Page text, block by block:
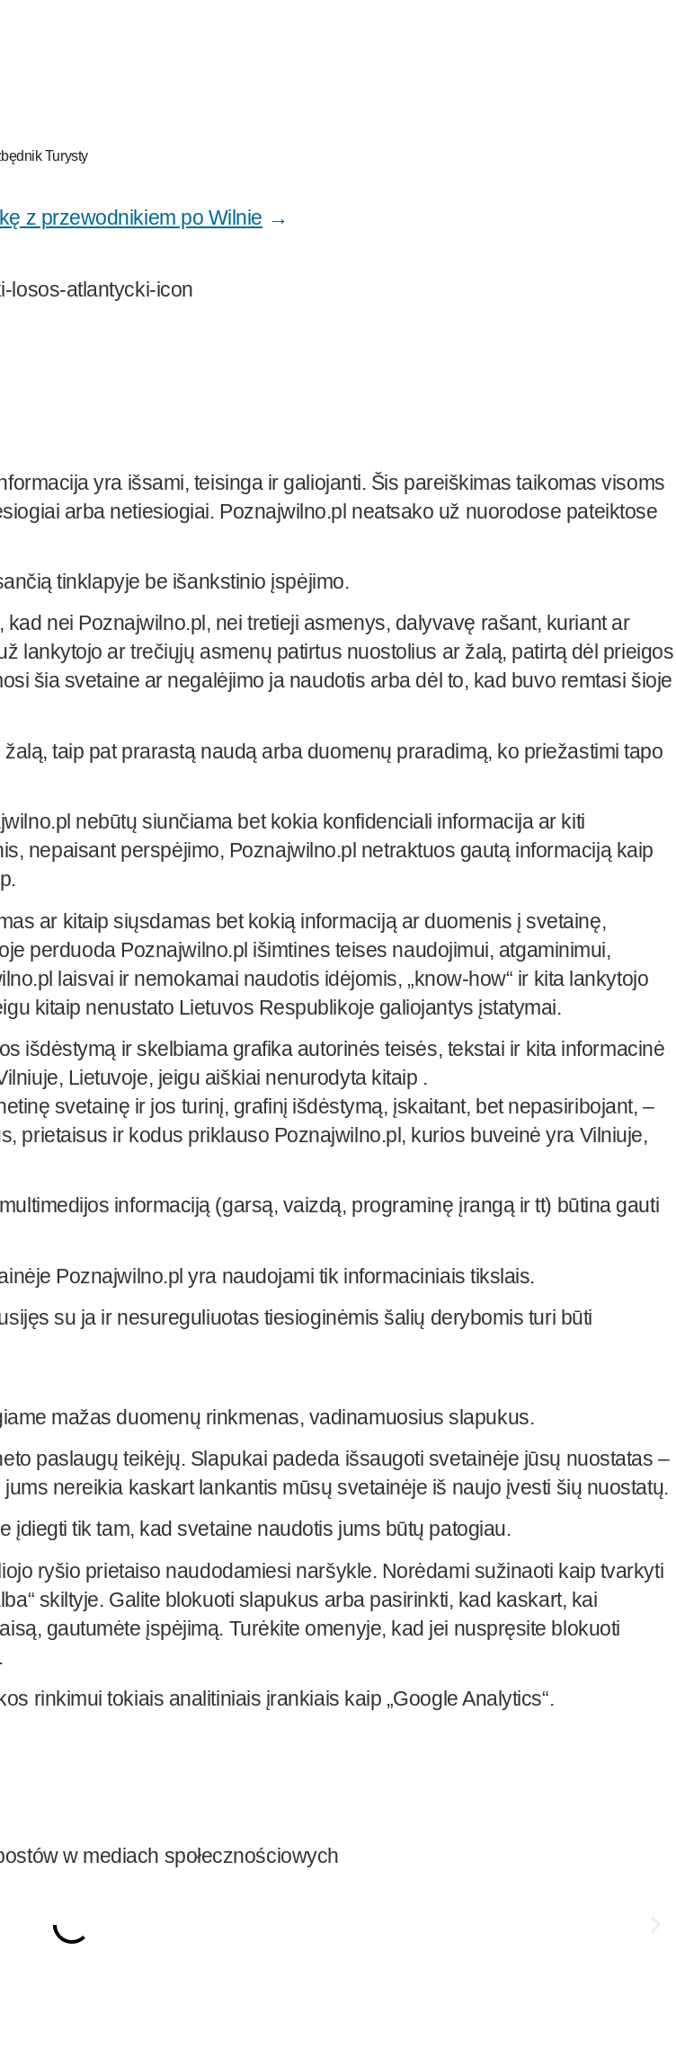
Turysty
z przewodnikiem po Wilnie →
yra išsami, teisinga ir galiojanti. Šis pareiškimas taikomas visoms
arba netiesiogiai. Poznajwilno.pl neatsako už nuorodose pateiktose
tinklapyje be išankstinio įspėjimo.
nei Poznajwilno.pl, nei tretieji asmenys, dalyvavę rašant, kuriant ar
lankytojo ar trečiųjų asmenų patirtus nuostolius ar žalą, patirtą dėl prieigos
šia svetaine ar negalėjimo ja naudotis arba dėl to, kad buvo remtasi šioje
taip pat prarastą naudą arba duomenų praradimą, ko priežastimi tapo
nebūtų siunčiama bet kokia konfidenciali informacija ar kiti
nepaisant perspėjimo, Poznajwilno.pl netraktuos gautą informaciją kaip
ar kitaip siųsdamas bet kokią informaciją ar duomenis į svetainę,
perduoda Poznajwilno.pl išimtines teises naudojimui, atgaminimui,
laisvai ir nemokamai naudotis idėjomis, „know-how“ ir kita lankytojo
kitaip nenustato Lietuvos Respublikoje galiojantys įstatymai.
išdėstymą ir skelbiama grafika autorinės teisės, tekstai ir kita informacinė
Lietuvoje, jeigu aiškiai nenurodyta kitaip .
svetainę ir jos turinį, grafinį išdėstymą, įskaitant, bet nepasiribojant, –
prietaisus ir kodus priklauso Poznajwilno.pl, kurios buveinė yra Vilniuje,
informaciją (garsą, vaizdą, programinę įrangą ir tt) būtina gauti
Poznajwilno.pl yra naudojami tik informaciniais tikslais.
su ja ir nesureguliuotas tiesioginėmis šalių derybomis turi būti
mažas duomenų rinkmenas, vadinamuosius slapukus.
paslaugų teikėjų. Slapukai padeda išsaugoti svetainėje jūsų nuostatas –
nereikia kaskart lankantis mūsų svetainėje iš naujo įvesti šių nuostatų.
tik tam, kad svetaine naudotis jums būtų patogiau.
ryšio prietaiso naudodamiesi naršykle. Norėdami sužinaoti kaip tvarkyti
skiltyje. Galite blokuoti slapukus arba pasirinkti, kad kaskart, kai
gautumėte įspėjimą. Turėkite omenyje, kad jei nuspręsite blokuoti
rinkimui tokiais analitiniais įrankiais kaip „Google Analytics“.
w mediach społecznościowych